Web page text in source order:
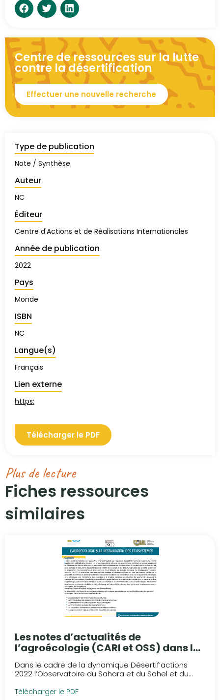
Centre de ressources sur la lutte
contre la désertification
Effectuer une nouvelle recherche
Type de publication
Note / Synthèse
Auteur
NC
Éditeur
Centre d'Actions et de Réalisations Internationales
Année de publication
2022
Pays
Monde
ISBN
NC
Langue(s)
Français
Lien externe
https:
Télécharger le PDF
Plus de lecture
Fiches ressources
similaires​
Les notes d’actualités de
l’agroécologie (CARI et OSS) dans le
cadre de Désertif’actions 2022
Dans le cadre de la dynamique Désertif’actions
2022 l’Observatoire du Sahara et du Sahel et du...
Télécharger le PDF